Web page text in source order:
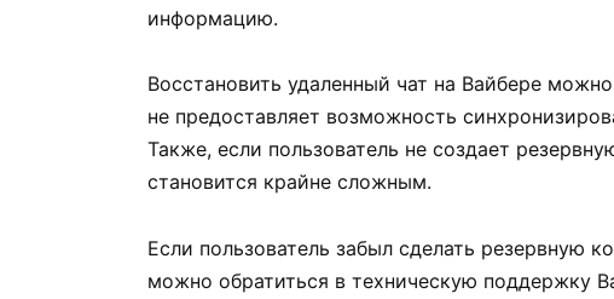
информацию.
Восстановить удаленный чат на Вайбере
не предоставляет возможность
Также, если пользователь не создает
становится крайне сложным.
Если пользователь забыл сделать резервную
можно обратиться в техническую поддержку